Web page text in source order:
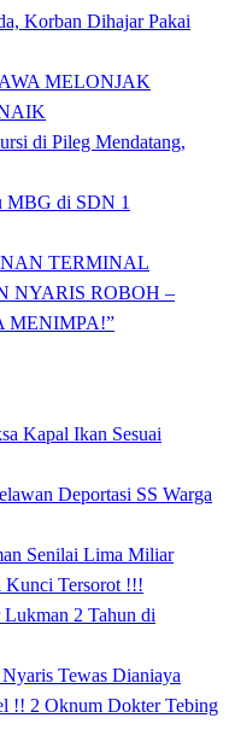
Korban Dihajar Pakai
MELONJAK
di Pileg Mendatang,
MBG di SDN 1
TERMINAL
NYARIS ROBOH –
MENIMPA!”
Kapal Ikan Sesuai
Deportasi SS Warga
Senilai Lima Miliar
Kunci Tersorot !!!
2 Tahun di
Tewas Dianiaya
!! 2 Oknum Dokter Tebing